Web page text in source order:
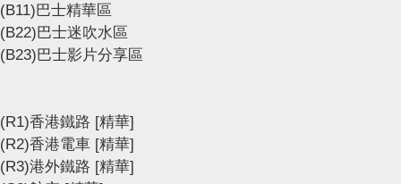
(B11)巴士精華區
(B22)巴士迷吹水區
(B23)巴士影片分享區
(R1)香港鐵路 [精華]
(R2)香港電車 [精華]
(R3)港外鐵路 [精華]